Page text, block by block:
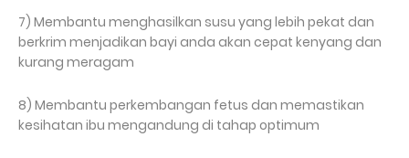
7) Membantu menghasilkan susu yang lebih pekat dan
berkrim menjadikan bayi anda akan cepat kenyang dan
kurang meragam
8) Membantu perkembangan fetus dan memastikan
kesihatan ibu mengandung di tahap optimum